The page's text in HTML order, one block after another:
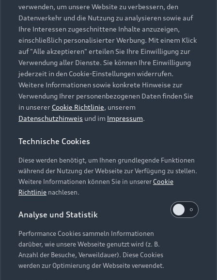
Modelle vergleichen
Elektromodelle
Plug-in-Hybride
Neuwagensuche
Gebrauchtwagensuche
Gebrauchtwagen
Finanzierung
Aktionen & Angebote
Geschäftskunden
Service & Zubehör
Saisonale Angebote
Audi Services
Garantie
Audi digital services
myAudi
Support
Kundenservice
Händlersuche
Audi Code
Online-Terminvereinbarung
Servicekontakt
Vertrag widerrufen
Über Audi
Unternehmen
Karriere
Investor Relations
Presse & Media Center
Datenschutz
Audi erleben
Newsletter
Impressum Rechtliches
Hinweisgebersystem
Datenschutzinformation
Cookie-Einstellungen
Cookie-Richtlinie
Barrierefreiheit
Hinweis: Die aktuelle Darstellung und Anordnung der
Embleme am Fahrzeug bei allen Abbildungen auf dieser
Webseite kann abweichen.
verwenden, um unsere Website zu verbessern, den
Datenverkehr und die Nutzung zu analysieren sowie auf
Ihre Interessen zugeschnittene Inhalte anzuzeigen,
einschließlich personalisierter Werbung. Mit einem Klick
auf "Alle akzeptieren" erteilen Sie Ihre Einwilligung zur
Verwendung aller Dienste. Sie können Ihre Einwilligung
jederzeit in den Cookie-Einstellungen widerrufen.
Weitere Informationen sowie konkrete Hinweise zur
Verwendung Ihrer personenbezogenen Daten finden Sie
in unserer Cookie Richtlinie, unserem
Datenschutzhinweis und im Impressum.
Technische Cookies
Diese werden benötigt, um Ihnen grundlegende Funktionen
während der Nutzung der Webseite zur Verfügung zu stellen.
Weitere Informationen können Sie in unsererCookie
Richtlinie nachlesen.
Analyse und Statistik
Performance Cookies sammeln Informationen
darüber, wie unsere Webseite genutzt wird (z. B.
Anzahl der Besuche, Verweildauer). Diese Cookies
werden zur Optimierung der Webseite verwendet.